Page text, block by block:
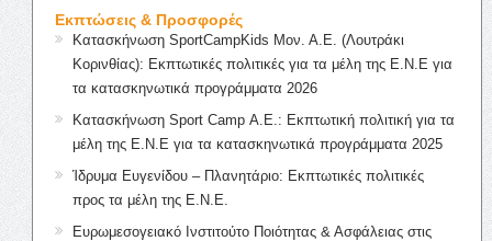
Εκπτώσεις & Προσφορές
Κατασκήνωση SportCampKids Μον. Α.Ε. (Λουτράκι
Κορινθίας): Εκπτωτικές πολιτικές για τα μέλη της Ε.Ν.Ε για
τα κατασκηνωτικά προγράμματα 2026
Κατασκήνωση Sport Camp Α.Ε.: Εκπτωτική πολιτική για τα
μέλη της Ε.Ν.Ε για τα κατασκηνωτικά προγράμματα 2025
Ίδρυμα Ευγενίδου – Πλανητάριο: Εκπτωτικές πολιτικές
προς τα μέλη της Ε.Ν.Ε.
Ευρωμεσογειακό Ινστιτούτο Ποιότητας & Ασφάλειας στις